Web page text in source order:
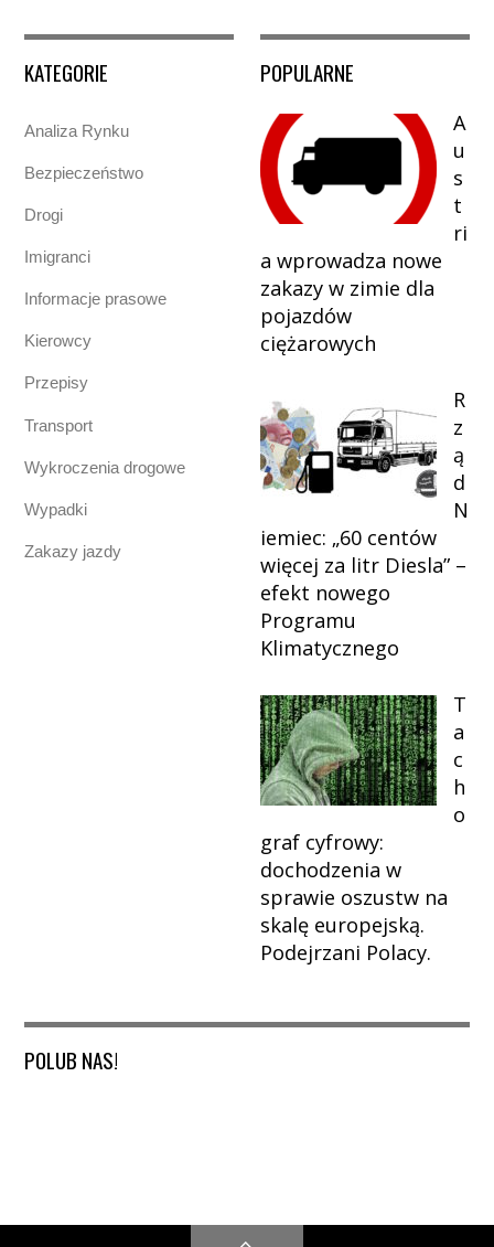
KATEGORIE
Analiza Rynku
Bezpieczeństwo
Drogi
Imigranci
Informacje prasowe
Kierowcy
Przepisy
Transport
Wykroczenia drogowe
Wypadki
Zakazy jazdy
POPULARNE
A
u
s
t
ri
a wprowadza nowe
zakazy w zimie dla
pojazdów
ciężarowych
R
z
ą
d
N
iemiec: „60 centów
więcej za litr Diesla” –
efekt nowego
Programu
Klimatycznego
T
a
c
h
o
graf cyfrowy:
dochodzenia w
sprawie oszustw na
skalę europejską.
Podejrzani Polacy.
POLUB NAS!